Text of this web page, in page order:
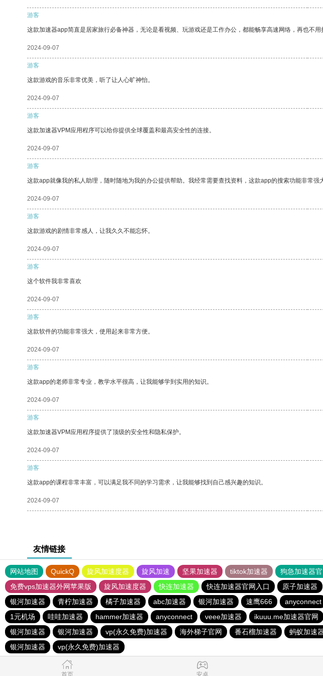
游客
这款加速器app简直是居家旅行必备神器，无论是看视频、玩游戏还是工作办公，都能畅享高速网络，再也不
2024-09-07
游客
这款游戏的音乐非常优美，听了让人心旷神怡。
2024-09-07
游客
这款加速器VPM应用程序可以给你提供全球覆盖和最高安全性的连接。
2024-09-07
游客
这款app就像我的私人助理，随时随地为我的办公提供帮助。我经常需要查找资料，这款app的搜索功能非常强
2024-09-07
游客
这款游戏的剧情非常感人，让我久久不能忘怀。
2024-09-07
游客
这个软件我非常喜欢
2024-09-07
游客
这款软件的功能非常强大，使用起来非常方便。
2024-09-07
游客
这款app的老师非常专业，教学水平很高，让我能够学到实用的知识。
2024-09-07
游客
这款加速器VPM应用程序提供了顶级的安全性和隐私保护。
2024-09-07
游客
这款app的课程非常丰富，可以满足我不同的学习需求，让我能够找到自己感兴趣的知识。
2024-09-07
友情链接
网站地图 QuickQ 旋风加速度器 旋风加速 坚果加速器 tiktok加速器 狗急加速器
免费vps加速器外网苹果版
旋风加速度器 快连加速器 快连加速器官网入口 原子加速器
银河加速器
青柠加速器 橘子加速器 abc加速器 银河加速器 速鹰666 anyconnect
1元机场
哇哇加速器 hammer加速器 anyconnect veee加速器 ikuuu.me加速器官网
银河加速器
银河加速器 vp(永久免费)加速器 海外梯子官网 番石榴加速器 蚂蚁加速
银河加速器
vp(永久免费)加速器
首页 安卓